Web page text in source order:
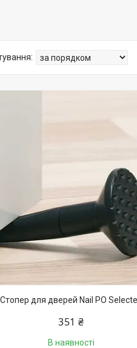
Стопер для дверей Nail PO
351 ₴
В наявності